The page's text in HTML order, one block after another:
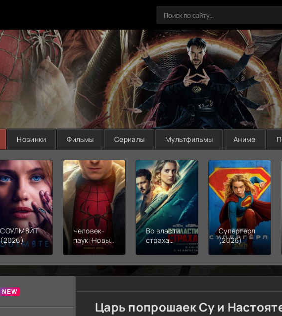
Новинки Фильмы Сериалы Мультфильмы Аниме
СОУЛМ8ЙТ
(2026)
Человек-
паук: Новый
день (2026)
Во власти
страха
Супергерл
(2026)
Царь попрошаек Су и